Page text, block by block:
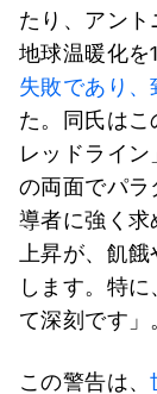
たり、アント
地球温暖化
失敗であり
た。同氏は
レッドライ
の両面でパラ
導者に強く求
上昇が、飢
します。特
て深刻です」
この警告は、